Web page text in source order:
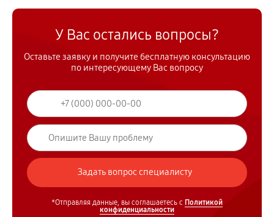
У Вас остались вопросы?
Оставьте заявку и получите бесплатную консультацию
по интересующему Вас вопросу
*Отправляя данные, вы соглашаетесь с Политикой
конфиденциальности